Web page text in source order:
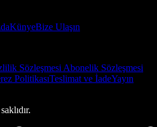
KünyeBize Ulaşın
Sözleşmesi Abonelik Sözleşmesi
PolitikasıTeslimat ve İadeYayın